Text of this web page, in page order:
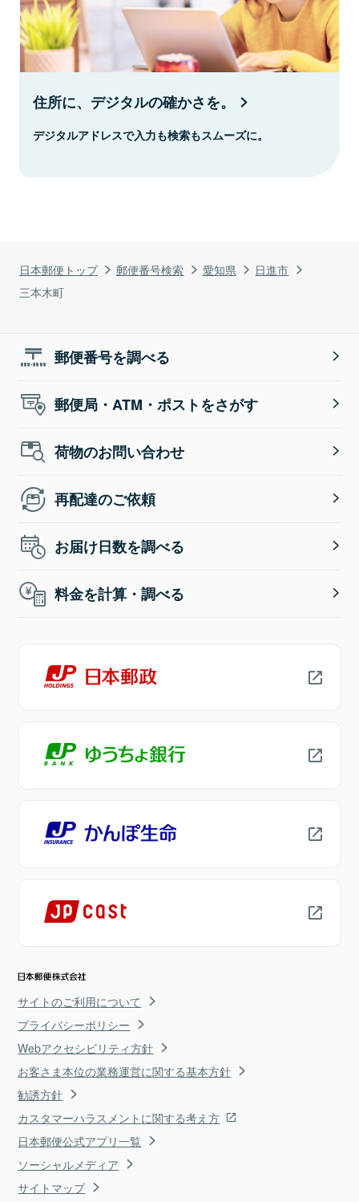
日本郵便トップ 郵便番号検索 愛知県
日進市
三本木町
住所に、デジタルの確かさを。
デジタルアドレスで入力も検索もスムーズに。
郵便番号を調べる
郵便局・ATM・ポストをさがす
荷物のお問い合わせ
再配達のご依頼
お届け日数を調べる
料金を計算・調べる
サイトのご利用について
プライバシーポリシー
Webアクセシビリティ方針
お客さま本位の業務運営に関する基本方針
勧誘方針
カスタマーハラスメントに関する考え方
日本郵便公式アプリ一覧
ソーシャルメディア
サイトマップ